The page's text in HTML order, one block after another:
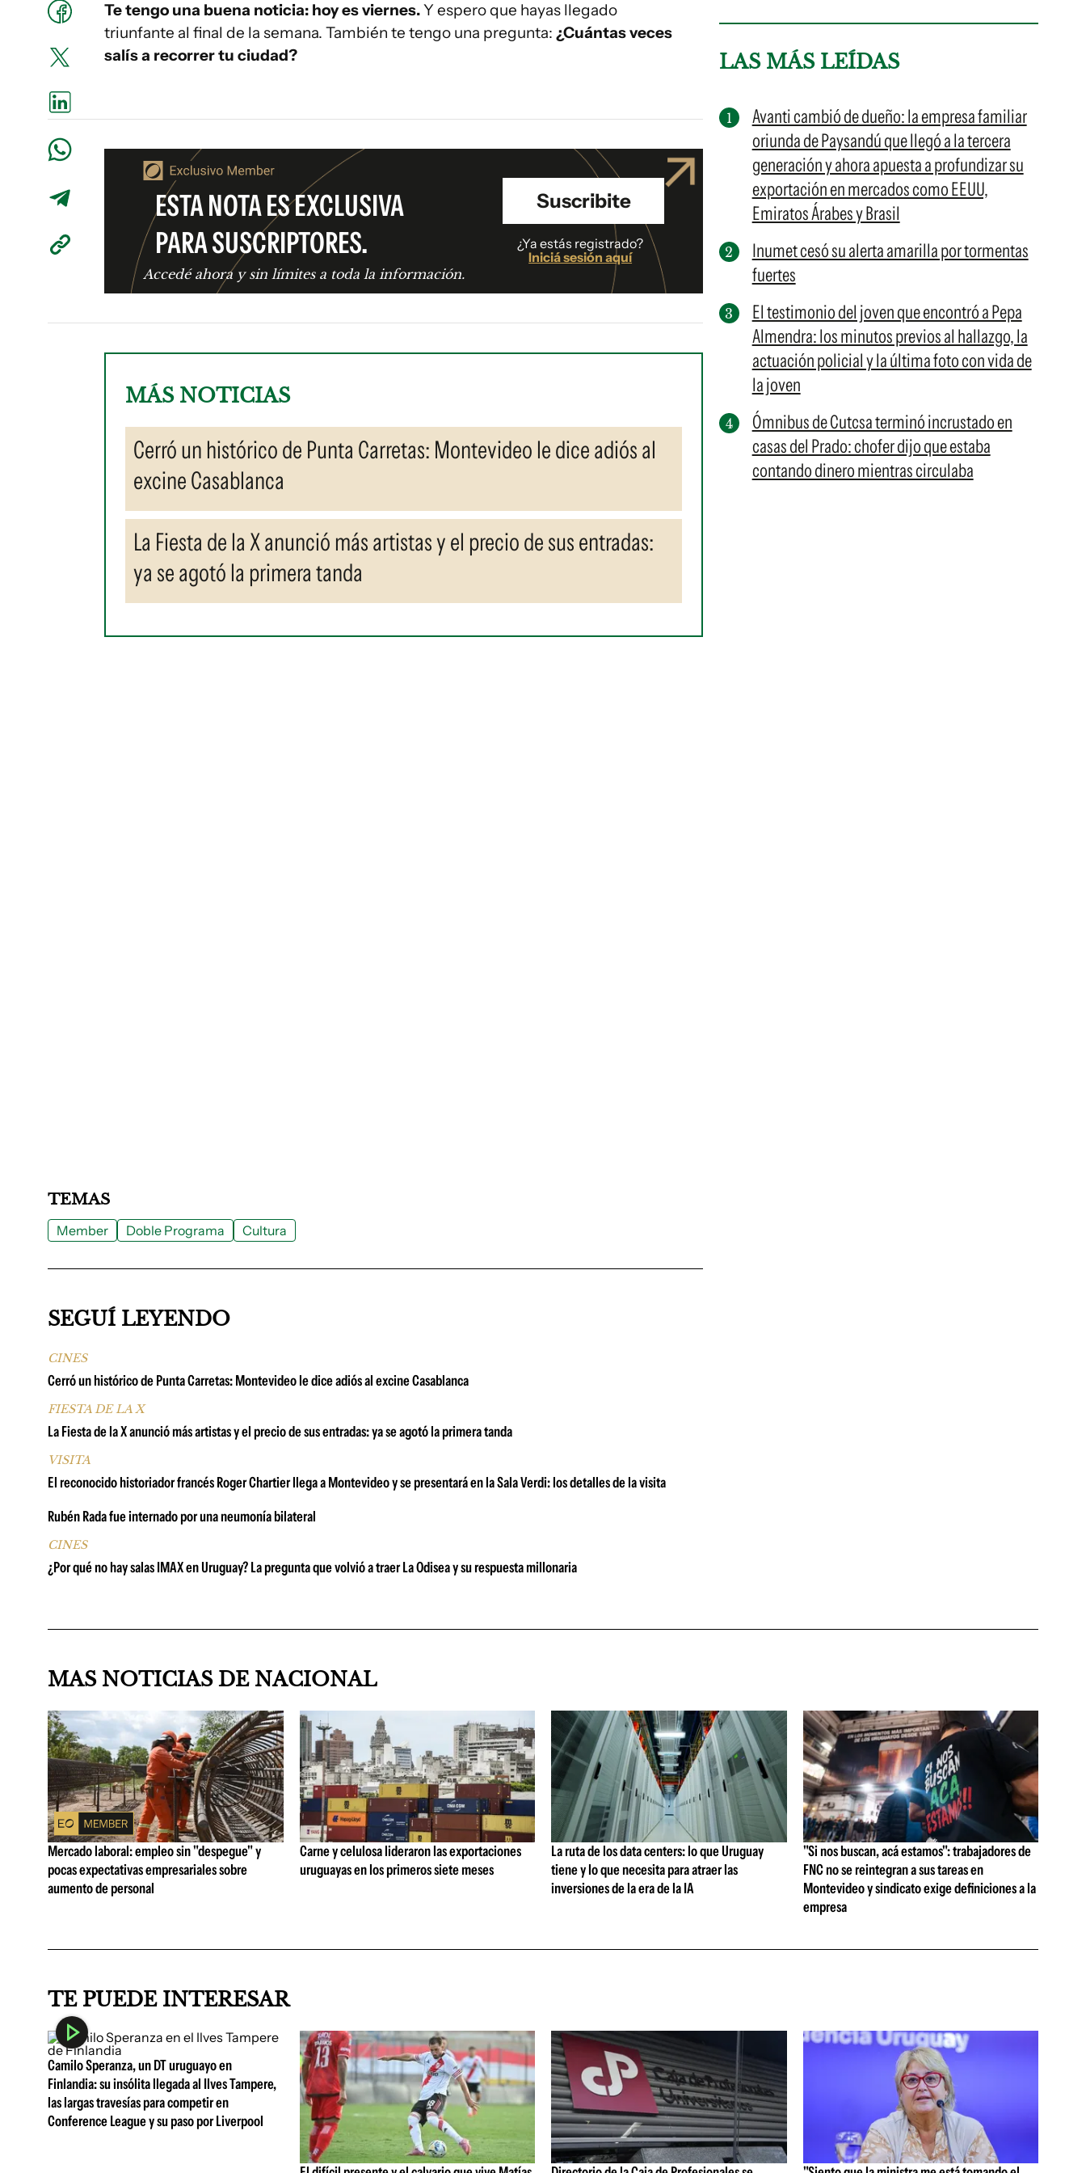
Te tengo una buena noticia: hoy es viernes.Y espero que hayas llegado
triunfante al final de la semana. También te tengo una pregunta: ¿Cuántas veces
salís a recorrer tu ciudad?
ESTA NOTA ES EXCLUSIVA
PARA SUSCRIPTORES.
Accedé ahora y sin límites a toda la información.
Suscribite
¿Ya estás registrado?
Iniciá sesión aquí
MÁS NOTICIAS
Cerró un histórico de Punta Carretas: Montevideo le dice adiós al
excine Casablanca
La Fiesta de la X anunció más artistas y el precio de sus entradas:
ya se agotó la primera tanda
LAS MÁS LEÍDAS
Avanti cambió de dueño: la empresa familiar
oriunda de Paysandú que llegó a la tercera
generación y ahora apuesta a profundizar su
exportación en mercados como EEUU,
Emiratos Árabes y Brasil
Inumet cesó su alerta amarilla por tormentas
fuertes
El testimonio del joven que encontró a Pepa
Almendra: los minutos previos al hallazgo, la
actuación policial y la última foto con vida de
la joven
Ómnibus de Cutcsa terminó incrustado en
casas del Prado: chofer dijo que estaba
contando dinero mientras circulaba
TEMAS
Member Doble Programa Cultura
SEGUÍ LEYENDO
CINES
Cerró un histórico de Punta Carretas: Montevideo le dice adiós al excine Casablanca
FIESTA DE LA X
La Fiesta de la X anunció más artistas y el precio de sus entradas: ya se agotó la primera tanda
VISITA
El reconocido historiador francés Roger Chartier llega a Montevideo y se presentará en la Sala Verdi: los detalles de la visita
Rubén Rada fue internado por una neumonía bilateral
CINES
¿Por qué no hay salas IMAX en Uruguay? La pregunta que volvió a traer La Odisea y su respuesta millonaria
MAS NOTICIAS DE NACIONAL
Mercado laboral: empleo sin "despegue" y
pocas expectativas empresariales sobre
aumento de personal
Carne y celulosa lideraron las exportaciones
uruguayas en los primeros siete meses
La ruta de los data centers: lo que Uruguay
tiene y lo que necesita para atraer las
inversiones de la era de la IA
"Si nos buscan, acá estamos": trabajadores de
FNC no se reintegran a sus tareas en
Montevideo y sindicato exige definiciones a la
empresa
TE PUEDE INTERESAR
Camilo Speranza, un DT uruguayo en
Finlandia: su insólita llegada al Ilves Tampere,
las largas travesías para competir en
Conference League y su paso por Liverpool